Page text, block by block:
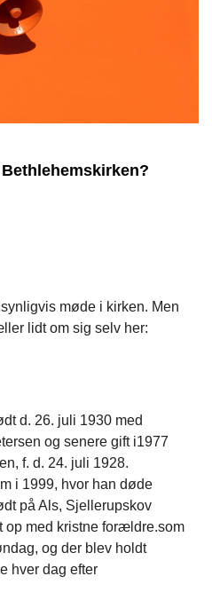
møde i kirken. Men
lidt om sig selv her:
d. 26. juli 1930 med
og senere gift i1977
f. d. 24. juli 1928.
i 1999, hvor han døde
på Als, Sjellerupskov
op med kristne forældre.som
og der blev holdt
hver dag efter